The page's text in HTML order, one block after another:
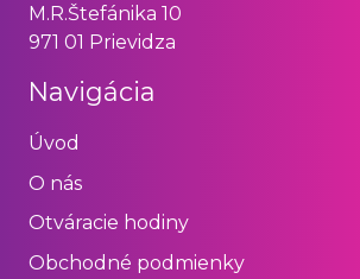
M.R.Štefánika 10
971 01 Prievidza
Navigácia
Úvod
O nás
Otváracie hodiny
Obchodné podmienky